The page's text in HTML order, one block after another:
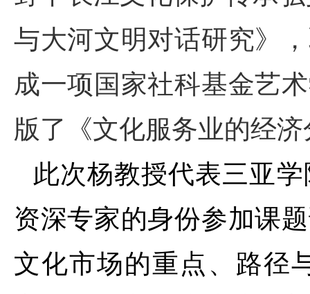
与大河文明对话研究》
成一项国家社科基金艺
版了《文化服务业的经
此次杨教授代表三亚
资深专家的身份参加课
文化市场的重点、路径